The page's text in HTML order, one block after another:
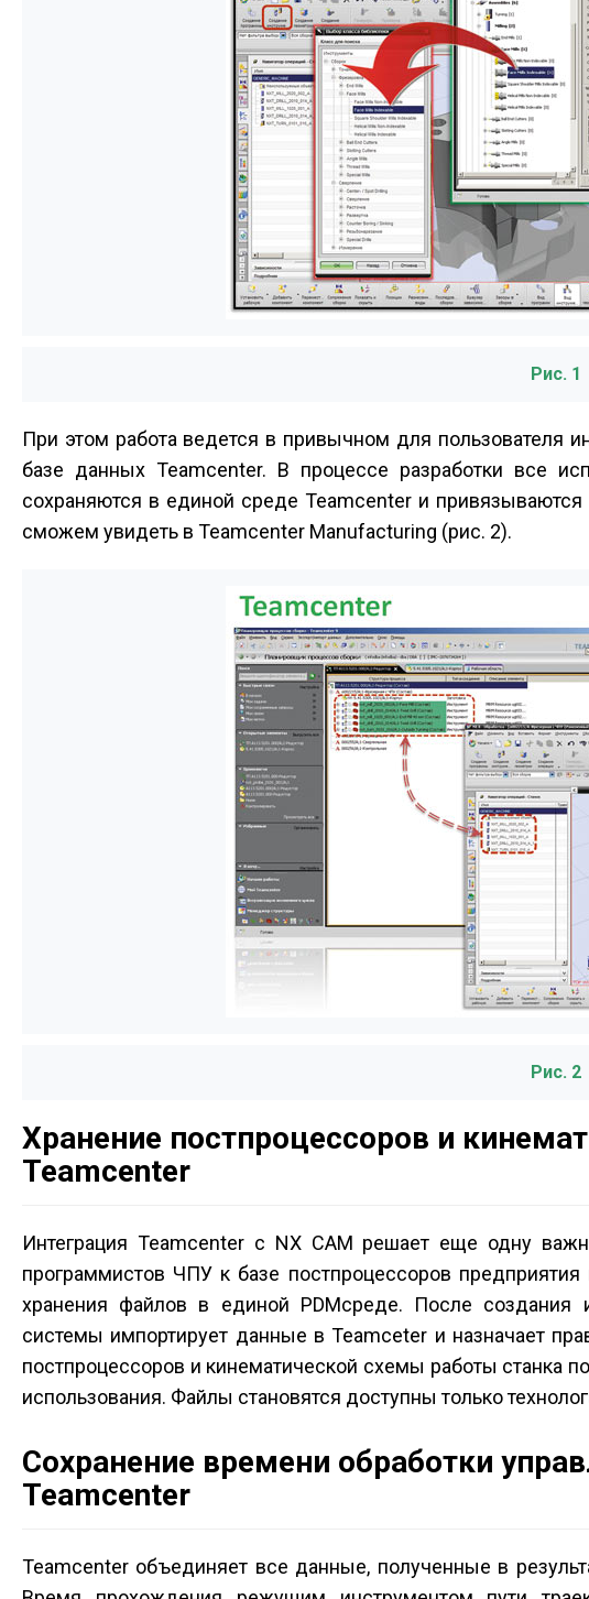
Рис. 1
При этом работа ведется в привычном для пользователя
базе данных Teamcenter. В процессе разработки все
сохраняются в единой среде Teamcenter и
сможем увидеть в Teamcenter Manufacturing (рис. 2).
Рис. 2
Хранение постпроцессоров и
Teamcenter
Интеграция Teamcenter с NX CAM решает еще одну
программистов ЧПУ к базе постпроцессоров
хранения файлов в единой PDM­среде. После создания
системы импортирует данные в Teamceter и назначает
постпроцессоров и кинематической схемы работы станка
использования. Файлы становятся доступны только
Сохранение времени обработки
Teamcenter
Teamcenter объединяет все данные, полученные в